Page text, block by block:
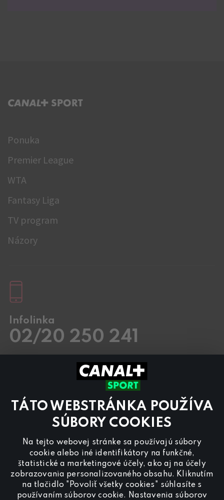
TÁTO WEBSTRÁNKA POUŽÍVA
SÚBORY COOKIES
Na tejto webovej stránke sa používajú súbory
cookie alebo iné identifikátory na funkčné,
štatistické a marketingové účely, ako aj na účely
zobrazovania personalizovaného obsahu. Kliknutím
na tlačidlo "Povoliť všetky cookies" súhlasíte s
používaním súborov cookie. Nastavenia súborov
C+ SPORT
Ponuka
Premier League
WTA
Fantasy Liga
TV program
Názory
Infolinka
02/20 250 241
8.00 – 18:00
Preinzerciu na programe CANAL+ Sportnás
kontaktujte nareklama@canalplus.cz
Našu redakciu kontaktujete na
redakce@canalplus.cz